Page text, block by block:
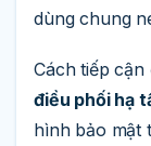
dùng chung
Cách tiếp
điều phối hạ
hình bảo mật